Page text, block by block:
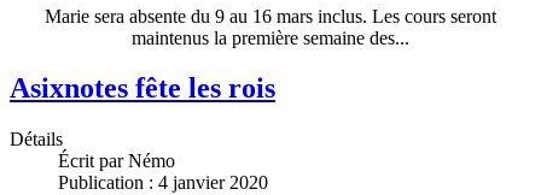
Marie sera absente du 9 au 16 mars inclus. Les cours seront
maintenus la première semaine des...
Asixnotes fête les rois
Détails
Écrit parNémo
Publication : 4 janvier 2020